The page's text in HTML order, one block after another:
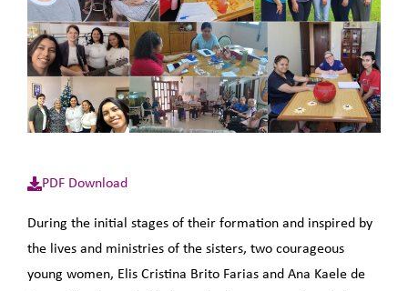
PDF Download
During the initial stages of their formation and inspired by
the lives and ministries of the sisters, two courageous
young women, Elis Cristina Brito Farias and Ana Kaele de